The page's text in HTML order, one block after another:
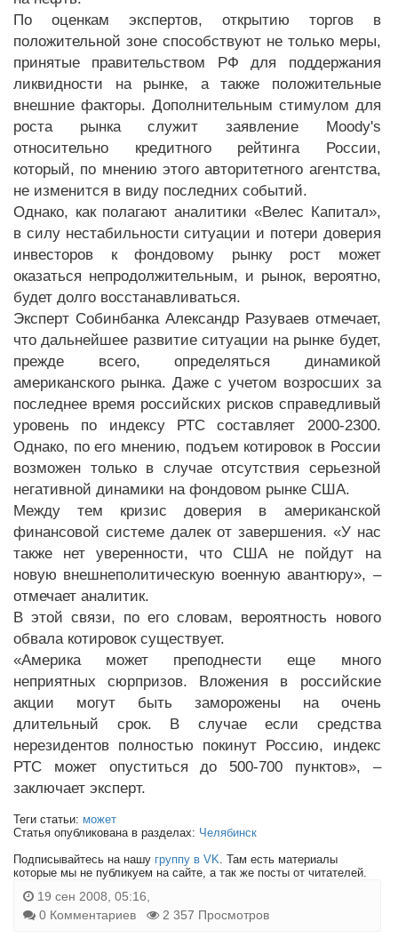
По оценкам экспертов, открытию торгов в
положительной зоне способствуют не только меры,
принятые правительством РФ для поддержания
ликвидности на рынке, а также положительные
внешние факторы. Дополнительным стимулом для
роста рынка служит заявление Moody's
относительно кредитного рейтинга России,
который, по мнению этого авторитетного агентства,
не изменится в виду последних событий.
Однако, как полагают аналитики «Велес Капитал»,
в силу нестабильности ситуации и потери доверия
инвесторов к фондовому рынку рост может
оказаться непродолжительным, и рынок, вероятно,
будет долго восстанавливаться.
Эксперт Собинбанка Александр Разуваев отмечает,
что дальнейшее развитие ситуации на рынке будет,
прежде всего, определяться динамикой
американского рынка. Даже с учетом возросших за
последнее время российских рисков справедливый
уровень по индексу РТС составляет 2000-2300.
Однако, по его мнению, подъем котировок в России
возможен только в случае отсутствия серьезной
негативной динамики на фондовом рынке США.
Между тем кризис доверия в американской
финансовой системе далек от завершения. «У нас
также нет уверенности, что США не пойдут на
новую внешнеполитическую военную авантюру», –
отмечает аналитик.
В этой связи, по его словам, вероятность нового
обвала котировок существует.
«Америка может преподнести еще много
неприятных сюрпризов. Вложения в российские
акции могут быть заморожены на очень
длительный срок. В случае если средства
нерезидентов полностью покинут Россию, индекс
РТС может опуститься до 500-700 пунктов», –
заключает эксперт.
Теги статьи: может
Статья опубликована в разделах: Челябинск
Подписывайтесь на нашу группу в VK. Там есть материалы
которые мы не публикуем на сайте, а так же посты от читателей.
19 сен 2008, 05:16,
0 Комментариев
2 357 Просмотров